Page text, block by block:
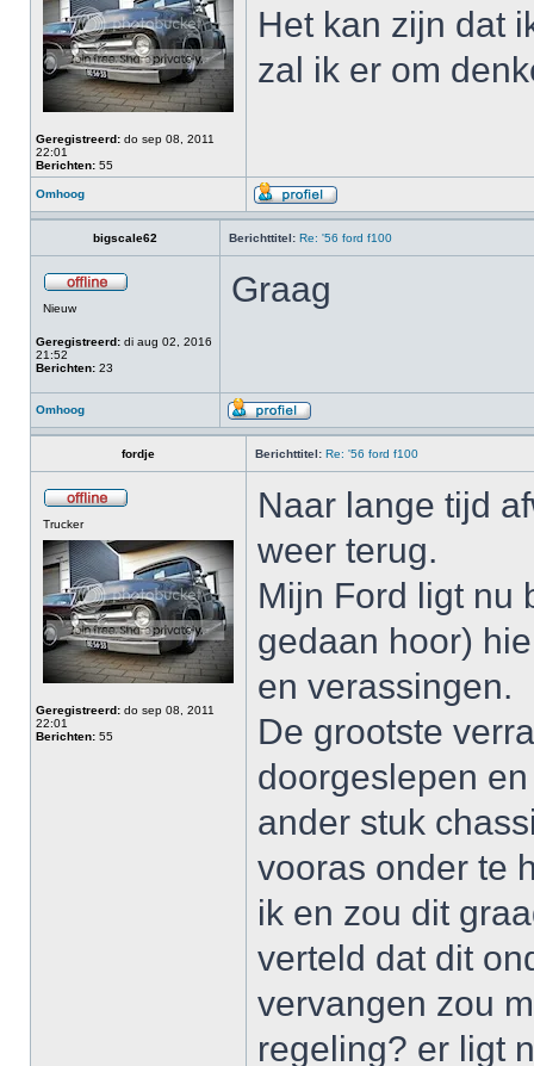
Geregistreerd: do sep 08, 2011
22:01
Berichten: 55
Het kan zijn dat
zal ik er om
Omhoog
bigscale62 Berichttitel: Re: '56 ford f100
Nieuw
Geregistreerd: di aug 02, 2016
21:52
Berichten: 23
Graag
Omhoog
fordje Berichttitel: Re: '56 ford f100
Trucker
Geregistreerd: do sep 08, 2011
22:01
Berichten: 55
Naar lange tijd
weer terug.
Mijn Ford ligt nu
gedaan hoor)
en verassingen.
De grootste
doorgeslepen
ander stuk
vooras onder te
ik en zou dit
verteld dat dit
vervangen zou
regeling? er ligt